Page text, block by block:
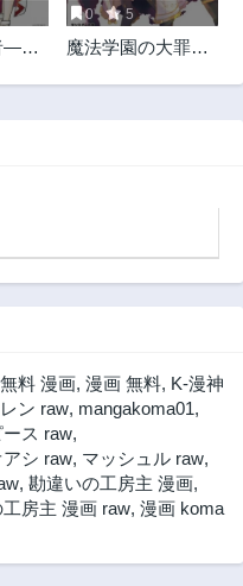
20話
前
18話
8話
前
6話
前
4話
―余
0 5
魔法学園の大罪魔
の邪教徒～
無料 漫画, 漫画 無料, K-漫神
ン raw, mangakoma01,
ース raw,
アシ raw, マッシュル raw,
, 勘違いの工房主 漫画,
房主 漫画 raw, 漫画 koma